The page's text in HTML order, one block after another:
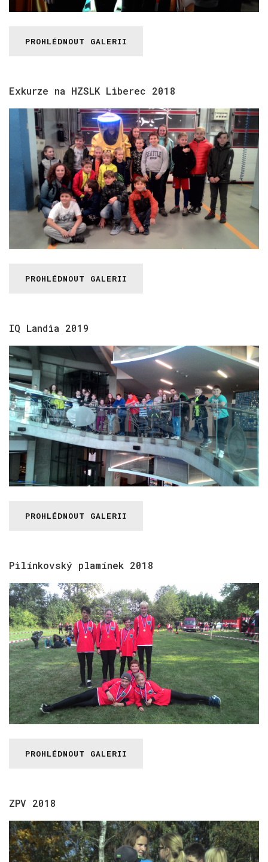
PROHLÉDNOUT GALERII
Exkurze na HZSLK Liberec 2018
PROHLÉDNOUT GALERII
IQ Landia 2019
PROHLÉDNOUT GALERII
Pilínkovský plamínek 2018
PROHLÉDNOUT GALERII
ZPV 2018